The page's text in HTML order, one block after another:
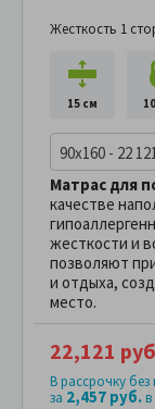
Жесткость 1
15 см
90x160 - 22
Матрас для
качестве
жесткости и
позволяют
и отдыха,
место.
22,121
В рассрочку без
за 2,457 руб.